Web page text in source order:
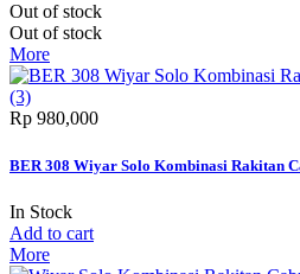
Out of stock
Out of stock
More
Rp‎ 980,000
BER 308 Wiyar Solo Kombinasi Rakitan
In Stock
Add to cart
More